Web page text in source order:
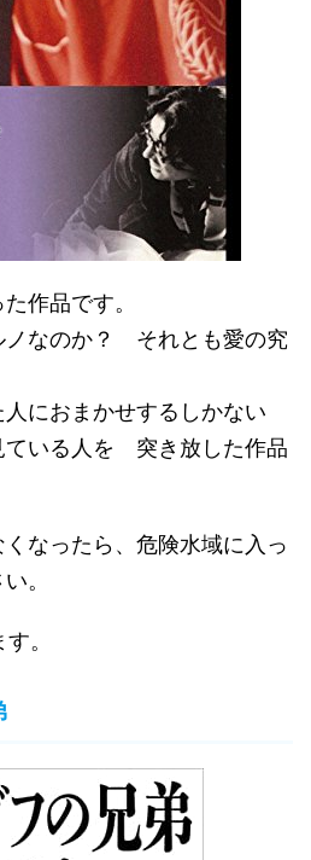
作品です。
なのか？ それとも愛の究
におまかせするしかない
いる人を 突き放した作品
なったら、危険水域に入っ
。
。